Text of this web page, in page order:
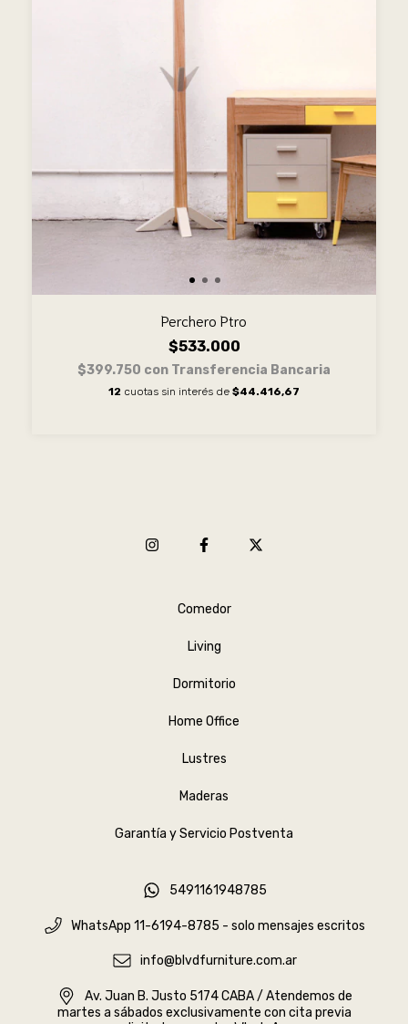
Perchero Ptro
$533.000
$399.750 con Transferencia Bancaria
12 cuotas sin interés de $44.416,67
Comedor
Living
Dormitorio
Home Office
Lustres
Maderas
Garantía y Servicio Postventa
5491161948785
WhatsApp 11-6194-8785 - solo mensajes escritos
info@blvdfurniture.com.ar
Av. Juan B. Justo 5174 CABA / Atendemos de
martes a sábados exclusivamente con cita previa